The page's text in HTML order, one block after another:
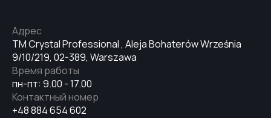
TM Crystal Professional , Aleja Bohaterów Września
9/10/219, 02-389, Warszawa
Адрес
пн-пт: 9.00 - 17.00
Время работы
+48 884 654 602
Контактный номер